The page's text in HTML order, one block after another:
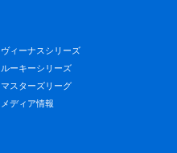
ヴィーナスシリーズ
ルーキーシリーズ
マスターズリーグ
メディア情報